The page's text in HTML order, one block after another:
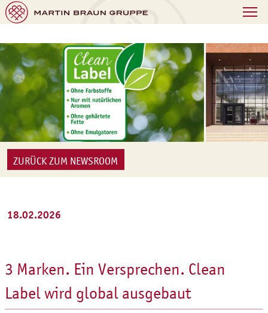
ZURÜCK ZUM NEWSROOM
18.02.2026
3 Marken. Ein Versprechen. Clean
Label wird global ausgebaut